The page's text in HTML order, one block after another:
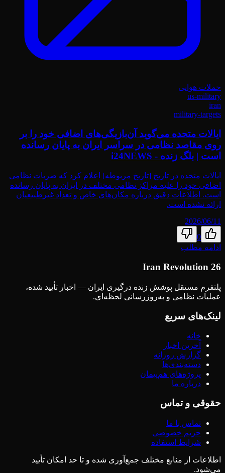
حملات هوایی
us-military
iran
military-targets
ایالات متحده می‌گوید آن‌بازیگی‌های اضافی خود را بر
روی مقاصد نظامی در سراسر ایران به پایان رسانده
است | بلگ زنده - i24NEWS
ایالات متحده در تاریخ [تاریخ مربوطه] اعلام کرد که ضربات نظامی
اضافی خود را علیه مراکز نظامی مختلف در ایران به پایان رسانده
است. اطلاعات دقیق درباره مکان‌های خاص و تعداد غیرطبیعیان
ارائه نشده است.
2026/06/11
0
ادامه مطلب
Iran Revolution 26
پلتفرم مستقل پوشش زنده درگیری ایران — اخبار تأیید شده،
عملیات نظامی و به‌روزرسانی لحظه‌ای.
لینک‌های سریع
خانه
آخرین اخبار
گزارش روزانه
دسته‌بندی‌ها
پروژه‌های هم‌پیمان
درباره ما
حقوقی و تماس
تماس با ما
حریم خصوصی
شرایط استفاده
اطلاعات از منابع مختلف جمع‌آوری شده و تا حد امکان تأیید
می‌شود.